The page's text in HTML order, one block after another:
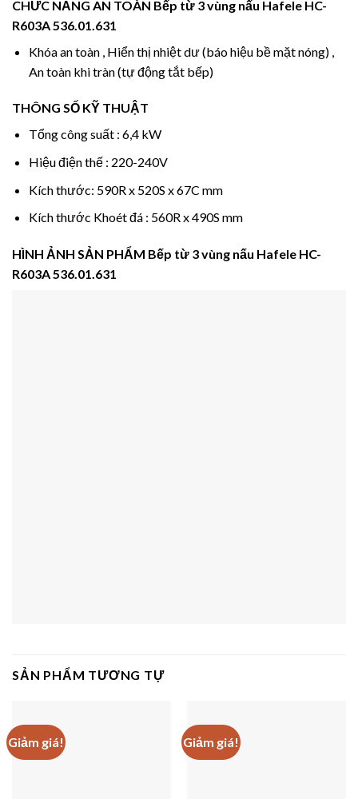
CHỨC NĂNG AN TOÀN Bếp từ 3 vùng nấu Hafele HC-
R603A 536.01.631
Khóa an toàn , Hiển thị nhiệt dư (báo hiệu bề mặt nóng) ,
An toàn khi tràn (tự động tắt bếp)
THÔNG SỐ KỸ THUẬT
Tổng công suất : 6,4 kW
Hiệu điện thế : 220-240V
Kích thước: 590R x 520S x 67C mm
Kích thước Khoét đá : 560R x 490S mm
HÌNH ẢNH SẢN PHẨM Bếp từ 3 vùng nấu Hafele HC-
R603A 536.01.631
SẢN PHẨM TƯƠNG TỰ
Giảm giá! Giảm giá!